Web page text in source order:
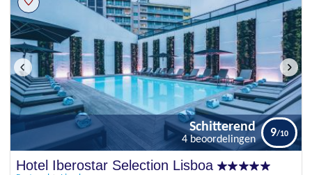
Schitterend
Hotel Iberostar Selection Lisboa
Schitterend
4 beoordelingen
9